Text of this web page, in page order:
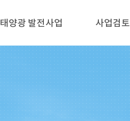
태양광 발전사업 사업검토